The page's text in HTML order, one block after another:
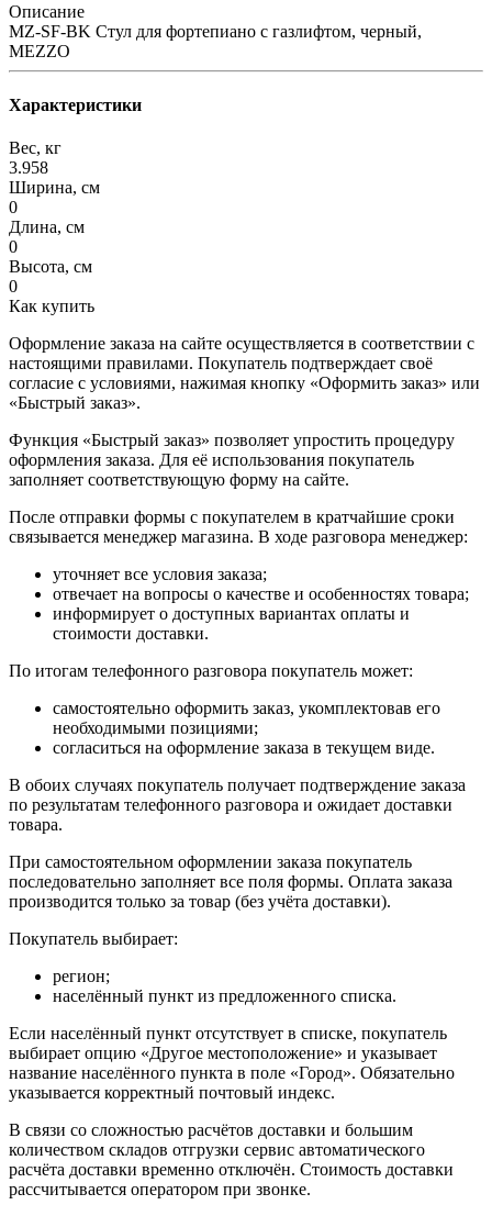
Описание
MZ-SF-BK Стул для фортепиано с газлифтом, черный,
MEZZO
Характеристики
Вес, кг
3.958
Ширина, см
0
Длина, см
0
Высота, см
0
Как купить
Оформление заказа на сайте осуществляется в соответствии с
настоящими правилами. Покупатель подтверждает своё
согласие с условиями, нажимая кнопку «Оформить заказ» или
«Быстрый заказ».
Функция «Быстрый заказ» позволяет упростить процедуру
оформления заказа. Для её использования покупатель
заполняет соответствующую форму на сайте.
После отправки формы с покупателем в кратчайшие сроки
связывается менеджер магазина. В ходе разговора менеджер:
уточняет все условия заказа;
отвечает на вопросы о качестве и особенностях товара;
информирует о доступных вариантах оплаты и
стоимости доставки.
По итогам телефонного разговора покупатель может:
самостоятельно оформить заказ, укомплектовав его
необходимыми позициями;
согласиться на оформление заказа в текущем виде.
В обоих случаях покупатель получает подтверждение заказа
по результатам телефонного разговора и ожидает доставки
товара.
При самостоятельном оформлении заказа покупатель
последовательно заполняет все поля формы. Оплата заказа
производится только за товар (без учёта доставки).
Покупатель выбирает:
регион;
населённый пункт из предложенного списка.
Если населённый пункт отсутствует в списке, покупатель
выбирает опцию «Другое местоположение» и указывает
название населённого пункта в поле «Город». Обязательно
указывается корректный почтовый индекс.
В связи со сложностью расчётов доставки и большим
количеством складов отгрузки сервис автоматического
расчёта доставки временно отключён. Стоимость доставки
рассчитывается оператором при звонке.